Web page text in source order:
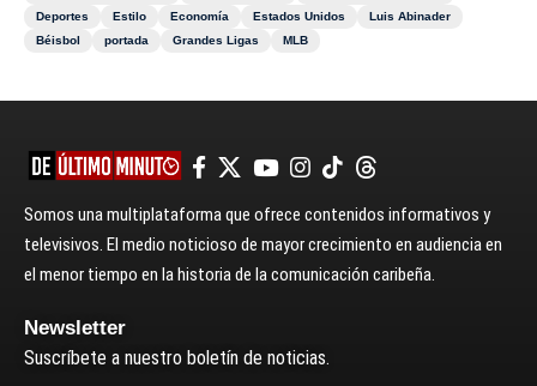
Deportes
Estilo Economía Estados Unidos
Luis Abinader
Béisbol
portada Grandes Ligas MLB
Somos una multiplataforma que ofrece contenidos informativos y
televisivos. El medio noticioso de mayor crecimiento en audiencia en
el menor tiempo en la historia de la comunicación caribeña.
Newsletter
Suscríbete a nuestro boletín de noticias.